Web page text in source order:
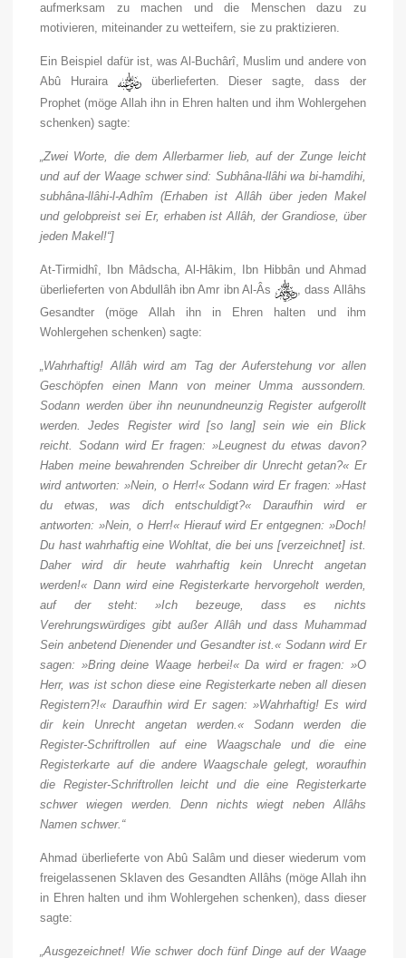
aufmerksam zu machen und die Menschen dazu zu
motivieren, miteinander zu wetteifern, sie zu praktizieren.
Ein Beispiel dafür ist, was Al-Buchârî, Muslim und andere von
Abû Huraira
überlieferten. Dieser sagte, dass der
Prophet (möge Allah ihn in Ehren halten und ihm Wohlergehen
schenken) sagte:
„Zwei Worte, die dem Allerbarmer lieb, auf der Zunge leicht
und auf der Waage schwer sind: Subhâna-llâhi wa bi-hamdihi,
subhâna-llâhi-l-Adhîm (Erhaben ist Allâh über jeden Makel
und gelobpreist sei Er, erhaben ist Allâh, der Grandiose, über
jeden Makel!“]
At-Tirmidhî, Ibn Mâdscha, Al-Hâkim, Ibn Hibbân und Ahmad
überlieferten von Abdullâh ibn Amr ibn Al-Âs
, dass Allâhs
Gesandter (möge Allah ihn in Ehren halten und ihm
Wohlergehen schenken) sagte:
„Wahrhaftig! Allâh wird am Tag der Auferstehung vor allen
Geschöpfen einen Mann von meiner Umma aussondern.
Sodann werden über ihn neunundneunzig Register aufgerollt
werden. Jedes Register wird [so lang] sein wie ein Blick
reicht. Sodann wird Er fragen: »Leugnest du etwas davon?
Haben meine bewahrenden Schreiber dir Unrecht getan?« Er
wird antworten: »Nein, o Herr!« Sodann wird Er fragen: »Hast
du etwas, was dich entschuldigt?« Daraufhin wird er
antworten: »Nein, o Herr!« Hierauf wird Er entgegnen: »Doch!
Du hast wahrhaftig eine Wohltat, die bei uns [verzeichnet] ist.
Daher wird dir heute wahrhaftig kein Unrecht angetan
werden!« Dann wird eine Registerkarte hervorgeholt werden,
auf der steht: »Ich bezeuge, dass es nichts
Verehrungswürdiges gibt außer Allâh und dass Muhammad
Sein anbetend Dienender und Gesandter ist.« Sodann wird Er
sagen: »Bring deine Waage herbei!« Da wird er fragen: »O
Herr, was ist schon diese eine Registerkarte neben all diesen
Registern?!« Daraufhin wird Er sagen: »Wahrhaftig! Es wird
dir kein Unrecht angetan werden.« Sodann werden die
Register-Schriftrollen auf eine Waagschale und die eine
Registerkarte auf die andere Waagschale gelegt, woraufhin
die Register-Schriftrollen leicht und die eine Registerkarte
schwer wiegen werden. Denn nichts wiegt neben Allâhs
Namen schwer.“
Ahmad überlieferte von Abû Salâm und dieser wiederum vom
freigelassenen Sklaven des Gesandten Allâhs (möge Allah ihn
in Ehren halten und ihm Wohlergehen schenken), dass dieser
sagte:
„Ausgezeichnet! Wie schwer doch fünf Dinge auf der Waage